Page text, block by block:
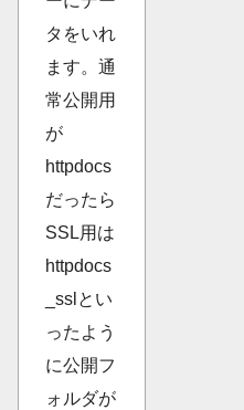
タをいれ
ます。通
常公開用
が
httpdocs
だったら
SSL用は
httpdocs
_sslとい
ったよう
に公開フ
ォルダが